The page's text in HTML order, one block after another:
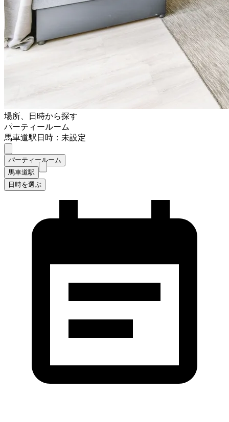
場所、日時から探す
パーティールーム
馬車道駅日時：未設定
パーティールーム
馬車道駅
日時を選ぶ